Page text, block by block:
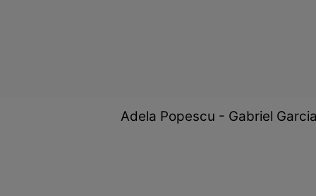
Adela Popescu - Gabriel